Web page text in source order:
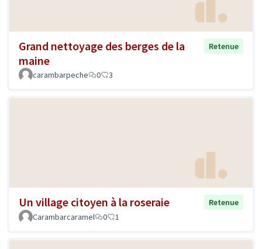
Grand nettoyage des berges de la
maine
Retenue
carambarpeche 0 3
Un village citoyen à la roseraie
Retenue
Carambarcaramel
0 1